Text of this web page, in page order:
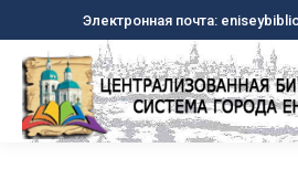
Электронная почта: